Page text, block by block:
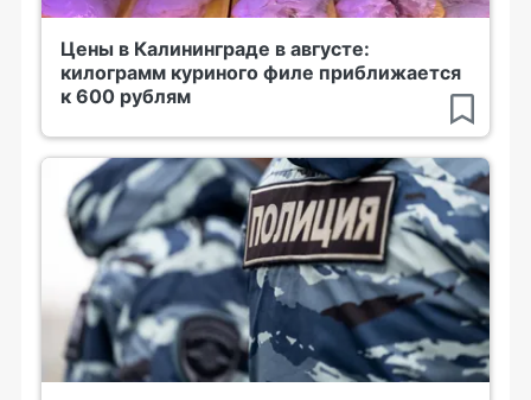
Цены в Калининграде в августе:
килограмм куриного филе приближается
к 600 рублям